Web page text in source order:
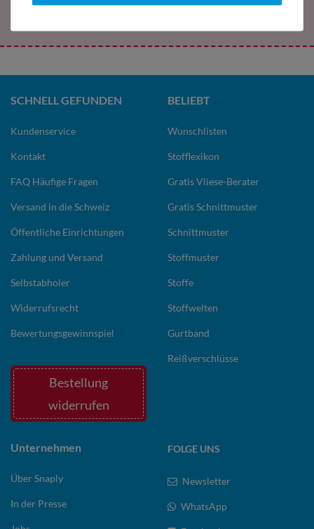
SCHNELL GEFUNDEN
Kundenservice
Kontakt
FAQ Häufige Fragen
Versand in die Schweiz
Öffentliche Einrichtungen
Zahlung und Versand
Selbstabholer
Widerrufsrecht
Bewertungsgewinnspiel
Bestellung
widerrufen
BELIEBT
Wunschlisten
Stofflexikon
Gratis Vliese-Berater
Gratis Schnittmuster
Schnittmuster
Stoffmuster
Stoffe
Stoffwelten
Gurtband
Reißverschlüsse
Unternehmen
Über Snaply
In der Presse
FOLGE UNS
Newsletter
WhatsApp